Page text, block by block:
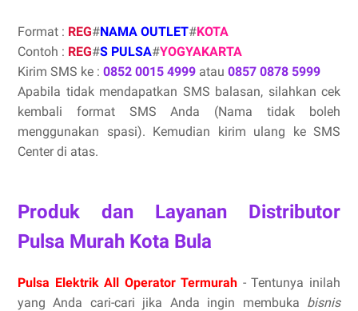
Format : REG#NAMA OUTLET#KOTA
Contoh : REG#S PULSA#YOGYAKARTA
Kirim SMS ke : 0852 0015 4999 atau 0857 0878 5999
Apabila tidak mendapatkan SMS balasan, silahkan cek
kembali format SMS Anda (Nama tidak boleh
menggunakan spasi). Kemudian kirim ulang ke SMS
Center di atas.
Produk dan Layanan Distributor
Pulsa Murah Kota Bula
Pulsa Elektrik All Operator Termurah - Tentunya inilah
yang Anda cari-cari jika Anda ingin membuka bisnis